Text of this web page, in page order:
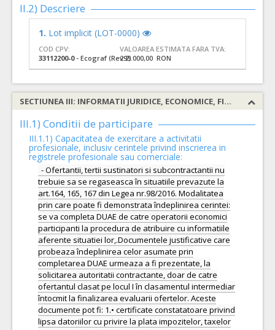
II.2) Descriere
1. Lot implicit (LOT-0000)
COD CPV:
33112200-0- Ecograf (Rev.2)
VALOAREA ESTIMATA FARA TVA:
295.000,00 RON
SECTIUNEA III: INFORMATII JURIDICE, ECONOMICE, FINANCIARE SI TEHNICE
III.1) Conditii de participare
III.1.1) Capacitatea de exercitare a activitatii
profesionale, inclusiv cerintele privind inscrierea in
registrele profesionale sau comerciale:
- Ofertantii, tertii sustinatori si subcontractantii nu
trebuie sa se regaseasca în situatiile prevazute la
art.164, 165, 167 din Legea nr.98/2016. Modalitatea
prin care poate fi demonstrata îndeplinirea cerintei:
se va completa DUAE de catre operatorii economici
participanti la procedura de atribuire cu informatiile
aferente situatiei lor,.Documentele justificative care
probeaza îndeplinirea celor asumate prin
completarea DUAE urmeaza a fi prezentate, la
solicitarea autoritatii contractante, doar de catre
ofertantul clasat pe locul I în clasamentul intermediar
întocmit la finalizarea evaluarii ofertelor. Aceste
documente pot fi: 1.• certificate constatatoare privind
lipsa datoriilor cu privire la plata impozitelor, taxelor